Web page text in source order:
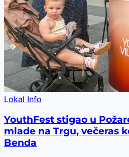
Lokal Info
YouthFest stigao u
mlade na Trgu, večeras
Benda